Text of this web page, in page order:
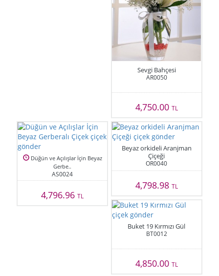
Sevgi Bahçesi
AR0050
4,750.00 TL
Düğün ve Açılışlar İçin Beyaz
Gerbe..
AS0024
4,796.96TL
Beyaz orkideli Aranjman
Çiçeği
OR0040
4,798.98 TL
Buket 19 Kırmızı Gül
BT0012
4,850.00 TL